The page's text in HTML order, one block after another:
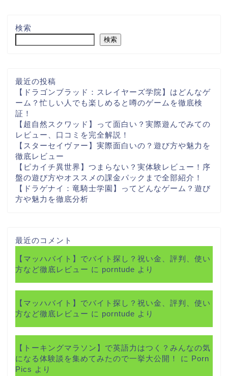
検索
検索
最近の投稿
【ドラゴンブラッド：スレイヤーズ学院】はどんなゲ
ーム？忙しい人でも楽しめると噂のゲームを徹底検
証！
【超自然スクワッド】って面白い？実際遊んでみての
レビュー、口コミを完全解説！
【スターセイヴァー】実際面白いの？遊び方や魅力を
徹底レビュー
【ピカイチ異世界】つまらない？実体験レビュー！序
盤の遊び方やオススメの課金パックまで全部紹介！
【ドラゲナイ：竜騎士学園】ってどんなゲーム？遊び
方や魅力を徹底分析
最近のコメント
【マッハバイト】でバイト探し？祝い金、評判、使い
方など徹底レビュー に porntude より
【マッハバイト】でバイト探し？祝い金、評判、使い
方など徹底レビュー に porntude より
【トーキングマラソン】で英語力はつく？みんなの気
になる体験談を集めてみたので一挙大公開！
に Porn
Pics より